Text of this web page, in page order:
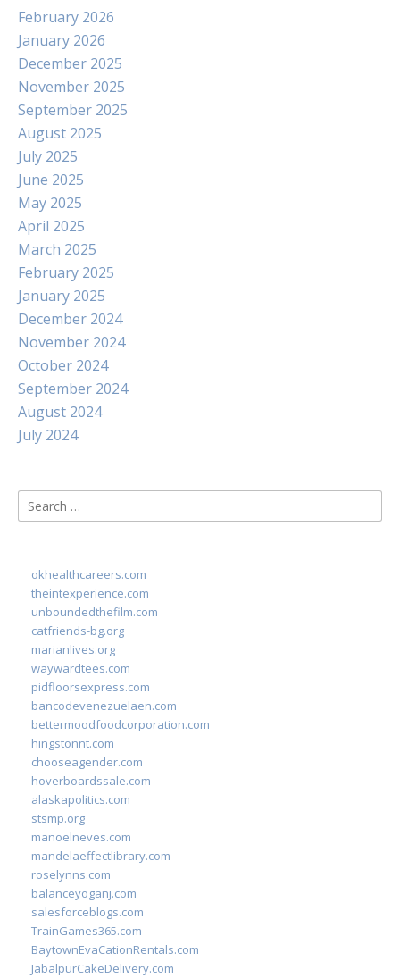
February 2026
January 2026
December 2025
November 2025
September 2025
August 2025
July 2025
June 2025
May 2025
April 2025
March 2025
February 2025
January 2025
December 2024
November 2024
October 2024
September 2024
August 2024
July 2024
Search
for:
okhealthcareers.com
theintexperience.com
unboundedthefilm.com
catfriends-bg.org
marianlives.org
waywardtees.com
pidfloorsexpress.com
bancodevenezuelaen.com
bettermoodfoodcorporation.com
hingstonnt.com
chooseagender.com
hoverboardssale.com
alaskapolitics.com
stsmp.org
manoelneves.com
mandelaeffectlibrary.com
roselynns.com
balanceyoganj.com
salesforceblogs.com
TrainGames365.com
BaytownEvaCationRentals.com
JabalpurCakeDelivery.com